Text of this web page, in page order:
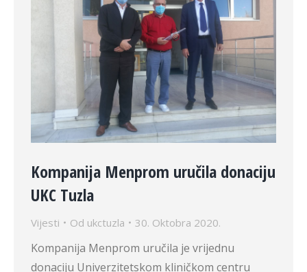
Kompanija Menprom uručila donaciju
UKC Tuzla
Vijesti Od ukctuzla 30. Oktobra 2020.
Kompanija Menprom uručila je vrijednu
donaciju Univerzitetskom kliničkom centru